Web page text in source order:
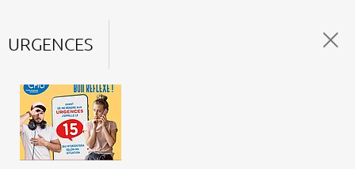
URGENCES